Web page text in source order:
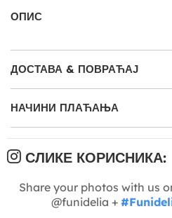
ОПИС
ДОСТАВА & ПОВРАЋАЈ
НАЧИНИ ПЛАЋАЊА
СЛИКЕ КОРИСНИКА:
Share your photos with us
@funidelia +